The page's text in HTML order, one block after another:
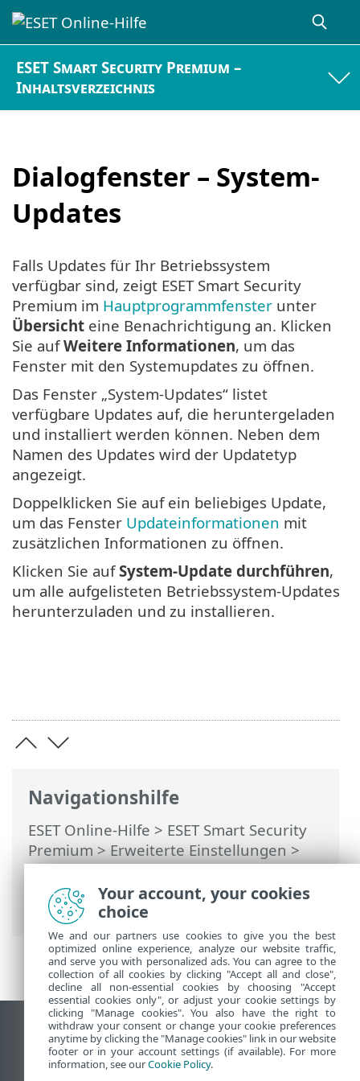
ESET Smart Security Premium –
Inhaltsverzeichnis
Dialogfenster – System-
Updates
Navigationshilfe
ESET Online-Hilfe > ESET Smart Security
Premium>Erweiterte Einstellungen>
Benachrichtigungen>Microsoft
Windows® update> Dialogfenster –
System-Updates
Falls Updates für Ihr Betriebssystem
verfügbar sind, zeigt ESET Smart Security
Premium im Hauptprogrammfenster unter
Übersicht eine Benachrichtigung an. Klicken
Sie aufWeitere Informationen, um das
Fenster mit den Systemupdates zu öffnen.
Das Fenster „System-Updates“ listet
verfügbare Updates auf, die heruntergeladen
und installiert werden können. Neben dem
Namen des Updates wird der Updatetyp
angezeigt.
Doppelklicken Sie auf ein beliebiges Update,
um das Fenster Updateinformationen mit
zusätzlichen Informationen zu öffnen.
Klicken Sie aufSystem-Update durchführen,
um alle aufgelisteten Betriebssystem-Updates
herunterzuladen und zu installieren.
Desktop-Site anzeigen
End of Life
ESET Knowledgebase
Your account, your cookies
choice
We and our partners use cookies to give you the best
optimized online experience, analyze our website traffic,
and serve you with personalized ads. You can agree to the
collection of all cookies by clicking "Accept all and close",
decline all non-essential cookies by choosing "Accept
essential cookies only", or adjust your cookie settings by
clicking "Manage cookies". You also have the right to
withdraw your consent or change your cookie preferences
anytime by clicking the "Manage cookies" link in our website
footer or in your account settings (if available). For more
information, see ourCookie Policy.